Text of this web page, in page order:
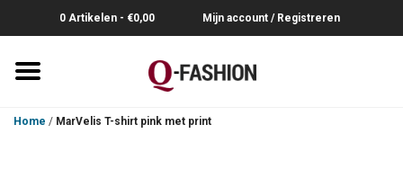
0 Artikelen - €0,00 Mijn account / Registreren
Home / MarVelis T-shirt pink met print